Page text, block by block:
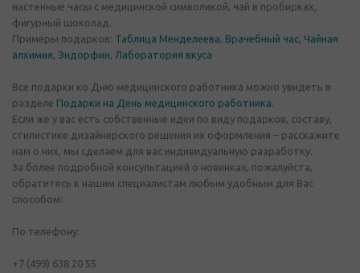
настенные часы с медицинской символикой, чай в пробирках,
фигурный шоколад.
Примеры подарков: Таблица Менделеева, Врачебный час, Чайная
алхимия, Эндорфин, Лаборатория вкуса
Все подарки ко Дню медицинского работника можно увидеть в
разделе Подарки на День медицинского работника.
Если же у вас есть собственные идеи по виду подарков, составу,
стилистике дизайнерского решения их оформления – расскажите
нам о них, мы сделаем для вас индивидуальную разработку.
За более подробной консультацией о новинках, пожалуйста,
обратитесь к нашим специалистам любым удобным для Вас
способом:
По телефону:
+7 (499) 638 20 55